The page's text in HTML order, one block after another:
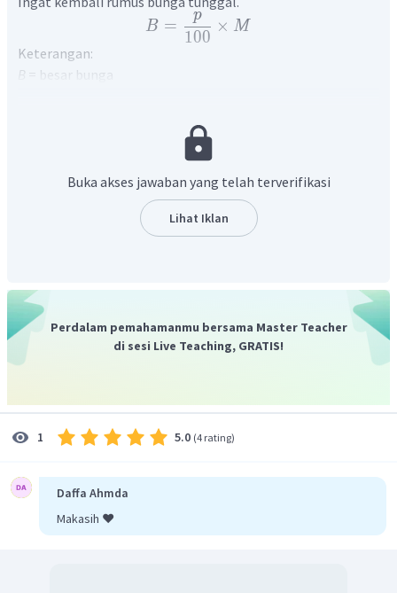
B =
100
p
× M
Keterangan:
B = besar bunga
p
=
Rp1.500.000
6%
Sehingga, diperoleh perhitungan berikut.
=
=
6 ×1.500.000
90.000
tahunnya adalah
Oleh karena itu, jawaban yang benar adalah C.
Buka akses jawaban yang telah terverifikasi
Lihat Iklan
Perdalam pemahamanmu bersama Master Teacher
di sesi Live Teaching, GRATIS!
1 5.0 (4 rating)
Daffa Ahmda
Makasih ❤️